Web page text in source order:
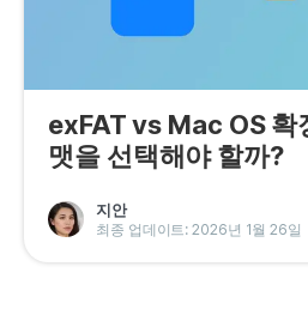
exFAT vs Mac OS 확
맷을 선택해야 할까?
지안
최종 업데이트: 2026년 1월 26일